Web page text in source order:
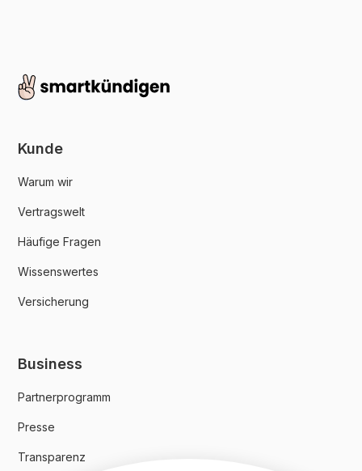
Kunde
Warum wir
Vertragswelt
Häufige Fragen
Wissenswertes
Versicherung
Business
Partnerprogramm
Presse
Transparenz